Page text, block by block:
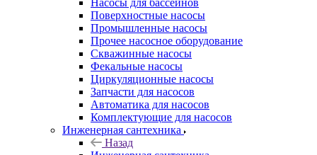
Насосы для бассейнов
Поверхностные насосы
Промышленные насосы
Прочее насосное оборудование
Скважинные насосы
Фекальные насосы
Циркуляционные насосы
Запчасти для насосов
Автоматика для насосов
Комплектующие для насосов
Инженерная сантехника
Назад